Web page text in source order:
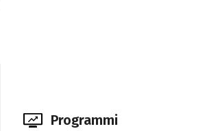
Programmi